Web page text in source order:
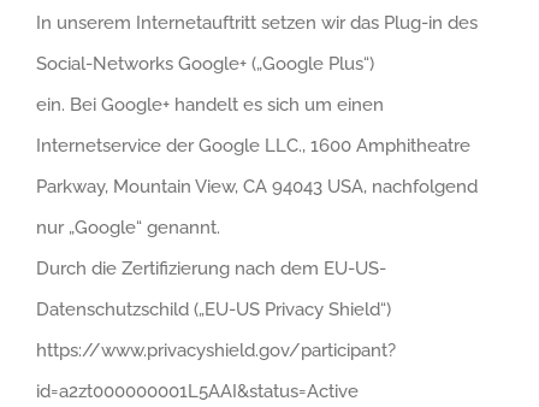
In unserem Internetauftritt setzen wir das Plug-in des
Social-Networks Google+ („Google Plus“)
ein. Bei Google+ handelt es sich um einen
Internetservice der Google LLC., 1600 Amphitheatre
Parkway, Mountain View, CA 94043 USA, nachfolgend
nur „Google“ genannt.
Durch die Zertifizierung nach dem EU-US-
Datenschutzschild („EU-US Privacy Shield“)
https://www.privacyshield.gov/participant?
id=a2zt000000001L5AAI&status=Active